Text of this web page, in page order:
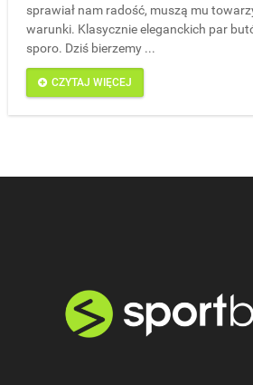
sprawiał nam radość, muszą mu
warunki. Klasycznie eleganckich par
sporo. Dziś bierzemy ...
CZYTAJ WIĘCEJ